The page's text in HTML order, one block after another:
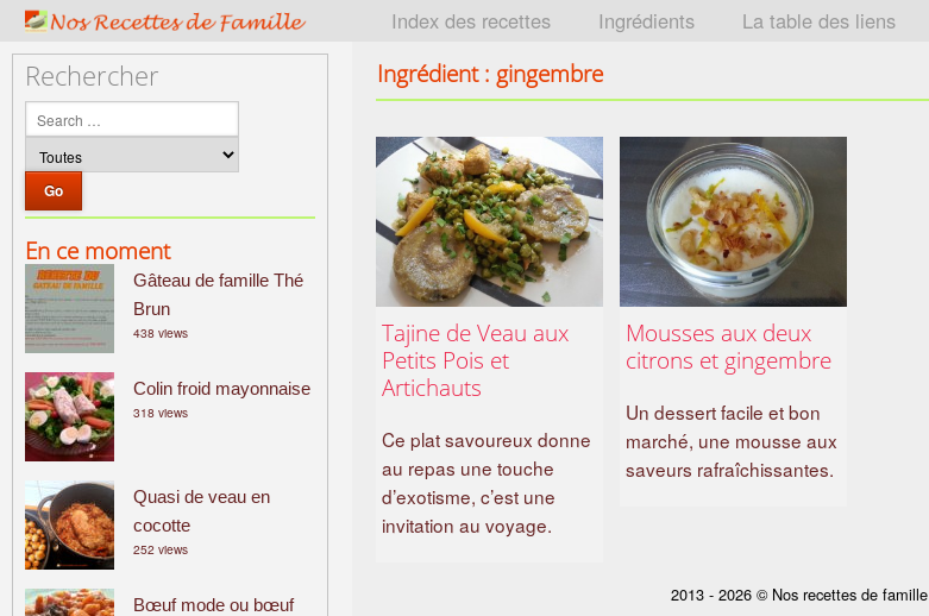
Index des recettes Ingrédients La table des liens
Rechercher
En ce moment
Gâteau de famille Thé
Brun
438 views
Colin froid mayonnaise
318 views
Quasi de veau en
cocotte
252 views
Bœuf mode ou bœuf
Ingrédient : gingembre
Tajine de Veau aux
Petits Pois et
Artichauts
Ce plat savoureux donne
au repas une touche
d’exotisme, c’est une
invitation au voyage.
Mousses aux deux
citrons et gingembre
Un dessert facile et bon
marché, une mousse aux
saveurs rafraîchissantes.
2013 - 2026 © Nos recettes de famille